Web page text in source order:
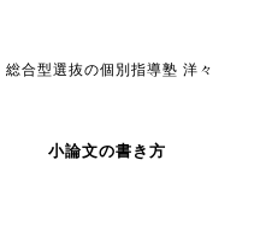
総合型選抜の個別指導塾 洋々
小論文の書き方